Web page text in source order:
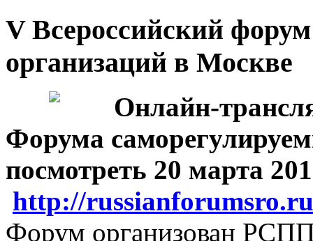
V Всероссийский
организаций в Москве
Онлайн-
Форума
посмотреть 20 марта
http://russianforumsro.ru
Форум организован